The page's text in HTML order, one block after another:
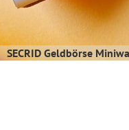
SECRID Geldbörse